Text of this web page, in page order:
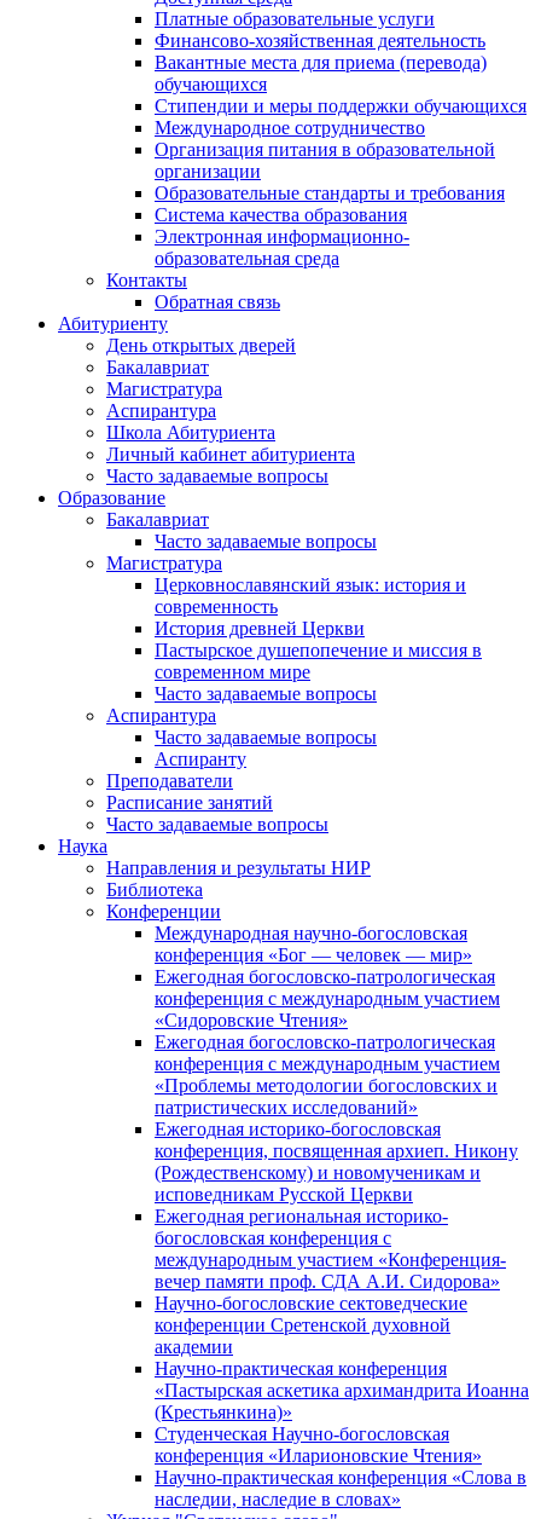
Платные образовательные услуги
Финансово-хозяйственная деятельность
Вакантные места для приема (перевода)
обучающихся
Стипендии и меры поддержки обучающихся
Международное сотрудничество
Организация питания в образовательной
организации
Образовательные стандарты и требования
Система качества образования
Электронная информационно-
образовательная среда
Контакты
Обратная связь
Абитуриенту
День открытых дверей
Бакалавриат
Магистратура
Аспирантура
Школа Абитуриента
Личный кабинет абитуриента
Часто задаваемые вопросы
Образование
Бакалавриат
Часто задаваемые вопросы
Магистратура
Церковнославянский язык: история и
современность
История древней Церкви
Пастырское душепопечение и миссия в
современном мире
Часто задаваемые вопросы
Аспирантура
Часто задаваемые вопросы
Аспиранту
Преподаватели
Расписание занятий
Часто задаваемые вопросы
Наука
Направления и результаты НИР
Библиотека
Конференции
Международная научно-богословская
конференция «Бог — человек — мир»
Ежегодная богословско-патрологическая
конференция с международным участием
«Сидоровские Чтения»
Ежегодная богословско-патрологическая
конференция с международным участием
«Проблемы методологии богословских и
патристических исследований»
Ежегодная историко-богословская
конференция, посвященная архиеп. Никону
(Рождественскому) и новомученикам и
исповедникам Русской Церкви
Ежегодная региональная историко-
богословская конференция с
международным участием «Конференция-
вечер памяти проф. СДА А.И. Сидорова»
Научно-богословские сектоведческие
конференции Сретенской духовной
академии
Научно-практическая конференция
«Пастырская аскетика архимандрита Иоанна
(Крестьянкина)»
Студенческая Научно-богословская
конференция «Иларионовские Чтения»
Научно-практическая конференция «Cлова в
наследии, наследие в словах»